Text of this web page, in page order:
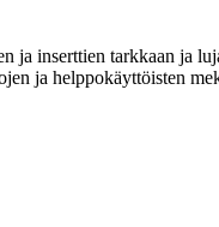
inserttien tarkkaan ja
ja helppokäyttöisten